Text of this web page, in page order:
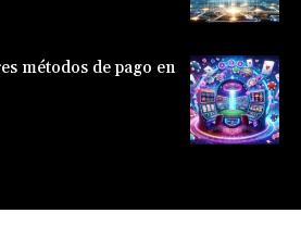
métodos de pago en